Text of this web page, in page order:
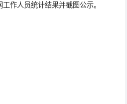
作人员统计结果并截图公示。